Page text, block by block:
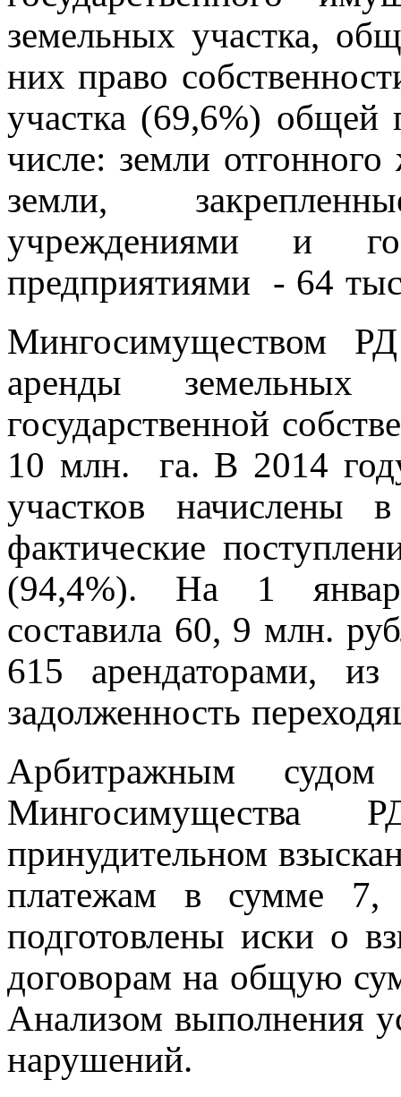
земельных участка,
них право
участка (69,6%)
числе: земли
земли,
учреждениями и
предприятиями - 64
Мингосимуществом
аренды земельных
государственной
10 млн. га. В 2014
участков
фактические
(94,4%). На 1
составила 60, 9 млн.
615 арендаторами,
задолженность
Арбитражным
принудительном
платежам в сумме
подготовлены иски о
договорам на общую
Анализом выполнения
нарушений.